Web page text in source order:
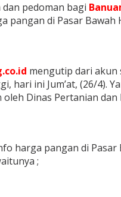
dan pedoman bagi
pangan di Pasar Bawah
mengutip dari akun
hari ini Jum’at, (26/4).
oleh Dinas Pertanian
harga pangan di
;